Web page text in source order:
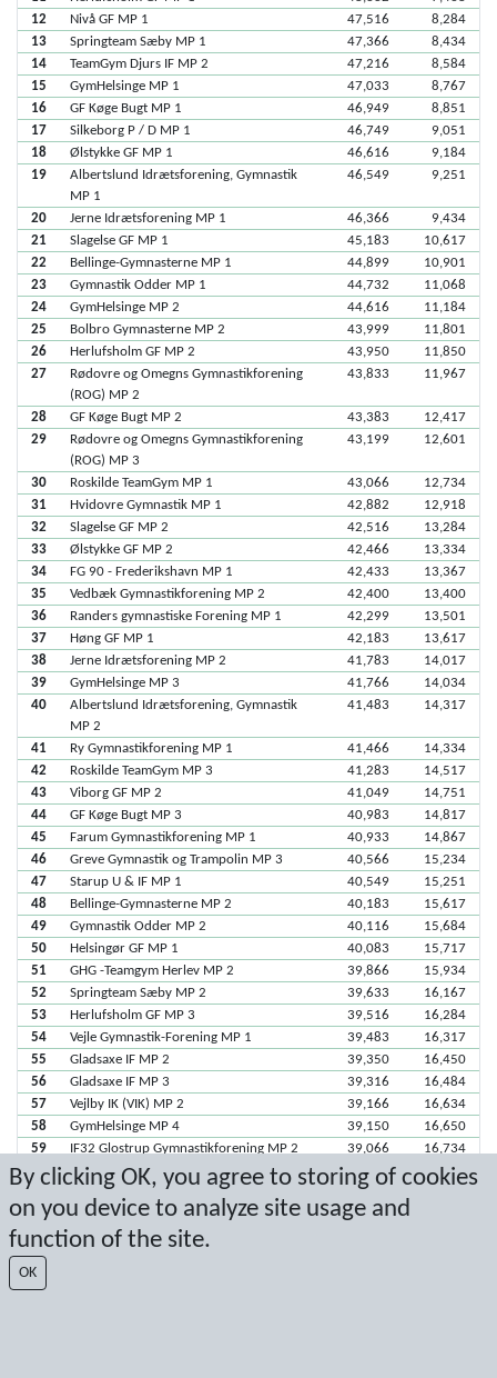
By clicking OK, you agree to storing of cookies
on you device to analyze site usage and
function of the site.
OK
12
Nivå GF MP 1 47,516
8,284
13
Springteam Sæby MP 1 47,366
8,434
14
TeamGym Djurs IF MP 2 47,216
8,584
15
GymHelsinge MP 1 47,033
8,767
16
GF Køge Bugt MP 1 46,949
8,851
17
Silkeborg P / D MP 1 46,749
9,051
18
Ølstykke GF MP 1 46,616
9,184
19
Albertslund Idrætsforening, Gymnastik
MP 1
46,549 9,251
20 Jerne Idrætsforening MP 1 46,366
9,434
21
Slagelse GF MP 1 45,183
10,617
22
Bellinge-Gymnasterne MP 1 44,899
10,901
23
Gymnastik Odder MP 1 44,732
11,068
24
GymHelsinge MP 2 44,616
11,184
25
Bolbro Gymnasterne MP 2 43,999
11,801
26
Herlufsholm GF MP 2 43,950
11,850
27
Rødovre og Omegns Gymnastikforening
(ROG) MP 2
43,833 11,967
28 GF Køge Bugt MP 2 43,383
12,417
29
Rødovre og Omegns Gymnastikforening
(ROG) MP 3
43,199 12,601
30 Roskilde TeamGym MP 1 43,066
12,734
31
Hvidovre Gymnastik MP 1 42,882
12,918
32
Slagelse GF MP 2 42,516
13,284
33
Ølstykke GF MP 2 42,466
13,334
34
FG 90 - Frederikshavn MP 1 42,433
13,367
35
Vedbæk Gymnastikforening MP 2 42,400
13,400
36
Randers gymnastiske Forening MP 1 42,299
13,501
37
Høng GF MP 1 42,183
13,617
38
Jerne Idrætsforening MP 2 41,783
14,017
39
GymHelsinge MP 3 41,766
14,034
40
Albertslund Idrætsforening, Gymnastik
MP 2
41,483 14,317
41 Ry Gymnastikforening MP 1 41,466
14,334
42
Roskilde TeamGym MP 3 41,283
14,517
43
Viborg GF MP 2 41,049
14,751
44
GF Køge Bugt MP 3 40,983
14,817
45
Farum Gymnastikforening MP 1 40,933
14,867
46
Greve Gymnastik og Trampolin MP 3 40,566
15,234
47
Starup U & IF MP 1 40,549
15,251
48
Bellinge-Gymnasterne MP 2 40,183
15,617
49
Gymnastik Odder MP 2 40,116
15,684
50
Helsingør GF MP 1 40,083
15,717
51
GHG -Teamgym Herlev MP 2 39,866
15,934
52
Springteam Sæby MP 2 39,633
16,167
53
Herlufsholm GF MP 3 39,516
16,284
54
Vejle Gymnastik-Forening MP 1 39,483
16,317
55
Gladsaxe IF MP 2 39,350
16,450
56
Gladsaxe IF MP 3 39,316
16,484
57
Vejlby IK (VIK) MP 2 39,166
16,634
58
GymHelsinge MP 4 39,150
16,650
59
IF32 Glostrup Gymnastikforening MP 2 39,066
16,734
60
Svendborg GF MP 1 38,550
17,250
Vejen GF MP 1 38,516
61
Nivå GF MP 2 38,516
63
Herlev Gymnastik, HI MP 1
64
65